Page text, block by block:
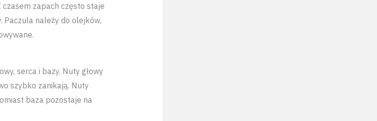
czasem zapach często staje
Paczula należy do olejków,
serca i bazy. Nuty głowy
szybko zanikają. Nuty
baza pozostaje na